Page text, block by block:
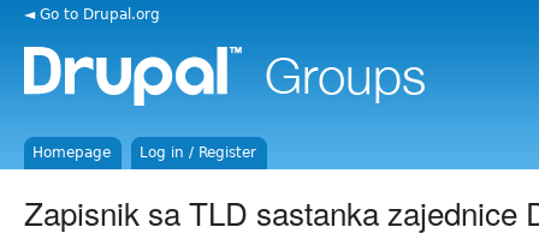
◄ Go to Drupal.org
Homepage Log in / Register
Zapisnik sa TLD sastanka zajednice